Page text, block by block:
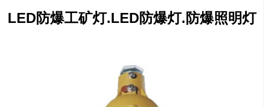
LED防爆工矿灯.LED防爆灯.防爆照明灯